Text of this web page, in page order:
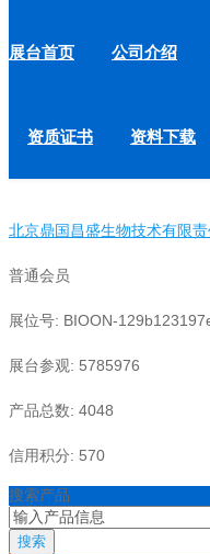
展台首页 公司介绍
资质证书 资料下载
北京鼎国昌盛生物技术有限责
普通会员
展位号: BIOON-
展台参观: 5785976
产品总数: 4048
信用积分: 570
搜索产品
搜索